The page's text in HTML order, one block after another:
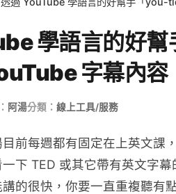
學語言的好
字幕內容
阿湯分類： 線上工具/服務
前每週都有固定在上英文課
下 TED 或其它帶有英文字
的很快，你要一直重複聽有